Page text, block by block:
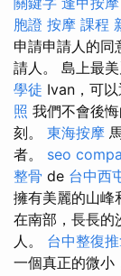
胞證 按摩 課程
申請申請人的同
請人。 島上最
學徒 Ivan，可
照 我們不會後
刻。 東海按摩
者。 seo
整骨 de 台中西
擁有美麗的山峰
在南部，長長的
人。 台中整復
一個真正的微小